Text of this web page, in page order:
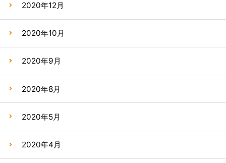
2020年12月
2020年10月
2020年9月
2020年8月
2020年5月
2020年4月